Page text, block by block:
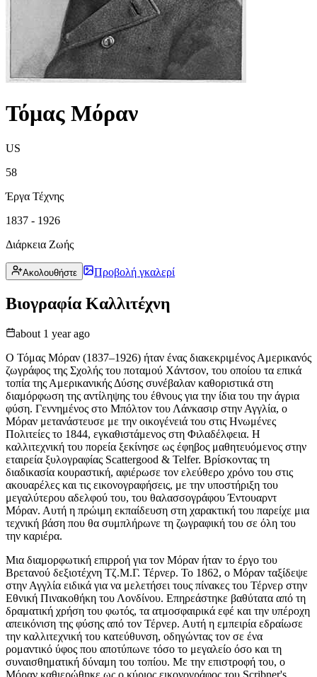
Τόμας Μόραν
US
58
Έργα Τέχνης
1837 - 1926
Διάρκεια Ζωής
Ακολουθήστε Προβολή γκαλερί
Βιογραφία Καλλιτέχνη
about 1 year ago
Ο Τόμας Μόραν (1837–1926) ήταν ένας διακεκριμένος Αμερικανός
ζωγράφος της Σχολής του ποταμού Χάντσον, του οποίου τα επικά
τοπία της Αμερικανικής Δύσης συνέβαλαν καθοριστικά στη
διαμόρφωση της αντίληψης του έθνους για την ίδια του την άγρια
φύση. Γεννημένος στο Μπόλτον του Λάνκασιρ στην Αγγλία, ο
Μόραν μετανάστευσε με την οικογένειά του στις Ηνωμένες
Πολιτείες το 1844, εγκαθιστάμενος στη Φιλαδέλφεια. Η
καλλιτεχνική του πορεία ξεκίνησε ως έφηβος μαθητευόμενος στην
εταιρεία ξυλογραφίας Scattergood & Telfer. Βρίσκοντας τη
διαδικασία κουραστική, αφιέρωσε τον ελεύθερο χρόνο του στις
ακουαρέλες και τις εικονογραφήσεις, με την υποστήριξη του
μεγαλύτερου αδελφού του, του θαλασσογράφου Έντουαρντ
Μόραν. Αυτή η πρώιμη εκπαίδευση στη χαρακτική του παρείχε μια
τεχνική βάση που θα συμπλήρωνε τη ζωγραφική του σε όλη του
την καριέρα.
Μια διαμορφωτική επιρροή για τον Μόραν ήταν το έργο του
Βρετανού δεξιοτέχνη Τζ.Μ.Γ. Τέρνερ. Το 1862, ο Μόραν ταξίδεψε
στην Αγγλία ειδικά για να μελετήσει τους πίνακες του Τέρνερ στην
Εθνική Πινακοθήκη του Λονδίνου. Επηρεάστηκε βαθύτατα από τη
δραματική χρήση του φωτός, τα ατμοσφαιρικά εφέ και την υπέροχη
απεικόνιση της φύσης από τον Τέρνερ. Αυτή η εμπειρία εδραίωσε
την καλλιτεχνική του κατεύθυνση, οδηγώντας τον σε ένα
ρομαντικό ύφος που αποτύπωνε τόσο το μεγαλείο όσο και τη
συναισθηματική δύναμη του τοπίου. Με την επιστροφή του, ο
Μόραν καθιερώθηκε ως ο κύριος εικονογράφος του Scribner's